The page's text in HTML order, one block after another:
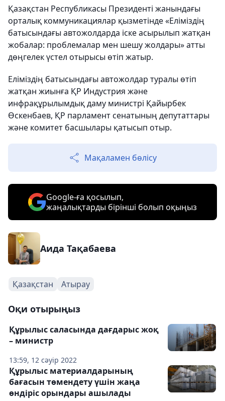
Қазақстан Республикасы Президенті жанындағы
орталық коммуникациялар қызметінде «Еліміздің
батысындағы автожолдарда іске асырылып жатқан
жобалар: проблемалар мен шешу жолдары» атты
дөңгелек үстел отырысы өтіп жатыр.
Еліміздің батысындағы автожолдар туралы өтіп
жатқан жиынға ҚР Индустрия және
инфрақұрылымдық даму министрі Қайырбек
Өскенбаев, ҚР парламент сенатының депутаттары
және комитет басшылары қатысып отыр.
Мақаламен бөлісу
Google-ға қосылып,
жаңалықтарды бірінші болып оқыңыз
Аида Тақабаева
Қазақстан Атырау
Оқи отырыңыз
13:59, 12 сәуір 2022
Құрылыс саласында дағдарыс жоқ
– министр
Құрылыс материалдарының
бағасын төмендету үшін жаңа
өндіріс орындары ашылады